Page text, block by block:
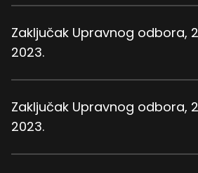
Zaključak Upravnog odbora,
2023.
Zaključak Upravnog odbora,
2023.